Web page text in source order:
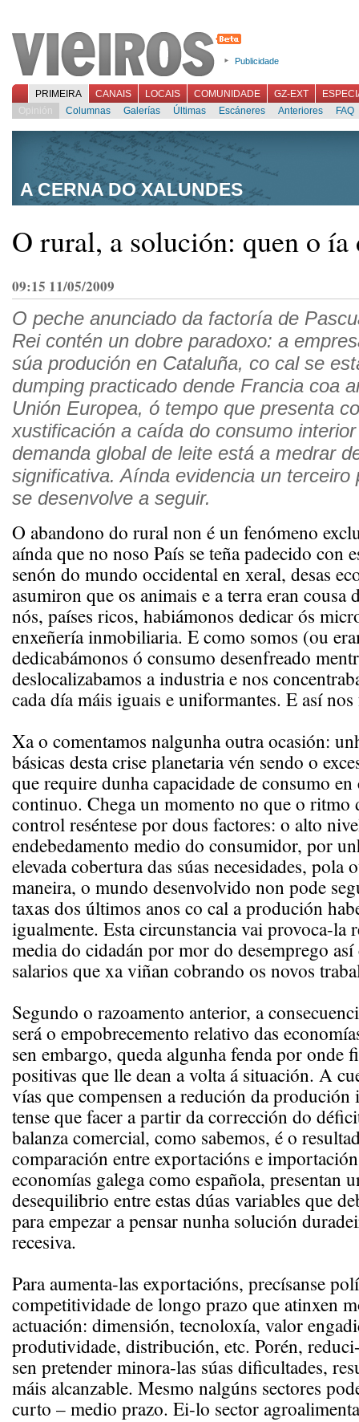
Publicidade
PRIMEIRA CANAIS LOCAIS COMUNIDADE GZ-EXT
Opinión
Columnas Galerías Últimas Escáneres Anteriores FAQ
A CERNA DO XALUNDES
O rural, a solución: quen o
09:15 11/05/2009
O peche anunciado da factoría de
Rei contén un dobre paradoxo: a
súa produción en Cataluña, co cal se
dumping practicado dende Francia coa
Unión Europea, ó tempo que presenta
xustificación a caída do consumo
demanda global de leite está a medrar
significativa. Aínda evidencia un terceiro
se desenvolve a seguir.
O abandono do rural non é un fenómeno
aínda que no noso País se teña padecido con
senón do mundo occidental en xeral, desas
asumiron que os animais e a terra eran cousa
nós, países ricos, habiámonos dedicar ós
enxeñería inmobiliaria. E como somos (ou
dedicabámonos ó consumo desenfreado
deslocalizabamos a industria e nos
cada día máis iguais e uniformantes. E así
Xa o comentamos nalgunha outra ocasión:
básicas desta crise planetaria vén sendo o
que require dunha capacidade de consumo en
continuo. Chega un momento no que o ritmo
control reséntese por dous factores: o alto
endebedamento medio do consumidor, por
elevada cobertura das súas necesidades, pola
maneira, o mundo desenvolvido non pode
taxas dos últimos anos co cal a produción
igualmente. Esta circunstancia vai provoca-la
media do cidadán por mor do desemprego
salarios que xa viñan cobrando os novos
Segundo o razoamento anterior, a
será o empobrecemento relativo das
sen embargo, queda algunha fenda por onde
positivas que lle dean a volta á situación. A
vías que compensen a redución da
tense que facer a partir da corrección do
balanza comercial, como sabemos, é o
comparación entre exportacións e
economías galega como española, presentan
desequilibrio entre estas dúas variables que
para empezar a pensar nunha solución
recesiva.
Para aumenta-las exportacións, precísanse
competitividade de longo prazo que atinxen
actuación: dimensión, tecnoloxía, valor
produtividade, distribución, etc. Porén,
sen pretender minora-las súas dificultades,
máis alcanzable. Mesmo nalgúns sectores
curto – medio prazo. Ei-lo sector